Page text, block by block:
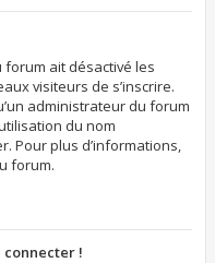
forum ait désactivé les
visiteurs de s’inscrire.
administrateur du forum
du nom
Pour plus d’informations,
forum.
connecter !